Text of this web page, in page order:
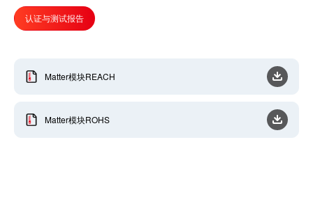
认证与测试报告
Matter模块REACH
Matter模块ROHS